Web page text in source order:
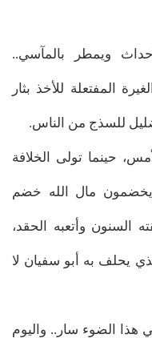
ويمطر بالمآسي..
المفتعلة للأخذ بثار
للسذج من الناس.
حينما تولى الخلافة
يخضمون مال الله خضم
السنون وأتعبه الحقد،
يحلف به أبو سفيان لا
الضوء سار.. واليوم